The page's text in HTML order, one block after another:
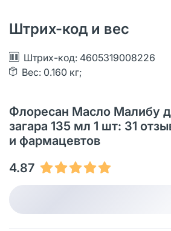
Штрих-код и вес
Штрих-код: 4605319008226
Вес: 0.160 кг;
Флоресан Масло Малибу
загара 135 мл 1 шт: 31
и фармацевтов
4.87